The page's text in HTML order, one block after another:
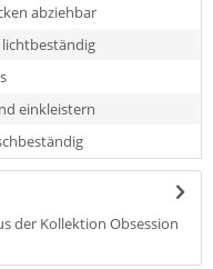
abziehbar
einkleistern
der Kollektion Obsession